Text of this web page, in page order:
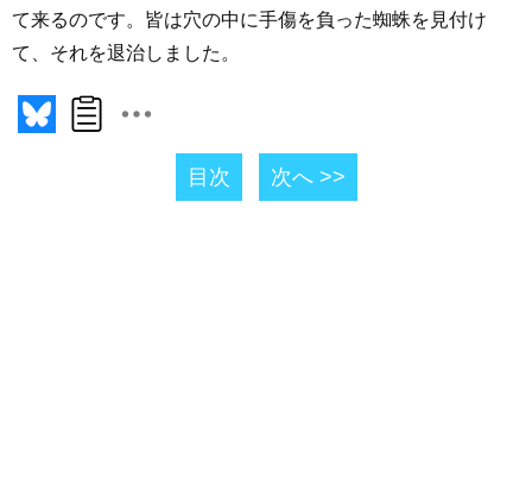
て来るのです。皆は穴の中に手傷を負った蜘蛛を見付け
て、それを退治しました。
目次 次へ >>